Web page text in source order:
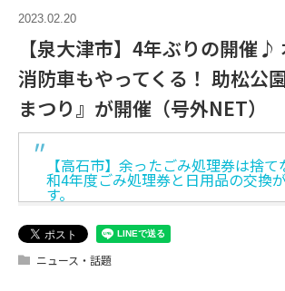
2023.02.20
【泉大津市】4年ぶりの開催♪
消防車もやってくる！ 助松公
まつり』が開催（号外NET）
【高石市】余ったごみ処理券は捨
和4年度ごみ処理券と日用品の交換
す。
ニュース・話題